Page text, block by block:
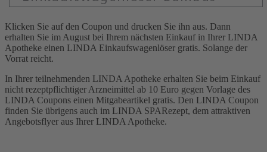
Klicken Sie auf den Coupon und drucken Sie ihn aus. Dann
erhalten Sie im August bei Ihrem nächsten Einkauf in Ihrer LINDA
Apotheke einen LINDA Einkaufswagenlöser gratis. Solange der
Vorrat reicht.
In Ihrer teilnehmenden LINDA Apotheke erhalten Sie beim Einkauf
nicht rezeptpflichtiger Arzneimittel ab 10 Euro gegen Vorlage des
LINDA Coupons einen Mitgabeartikel gratis. Den LINDA Coupon
finden Sie übrigens auch im LINDA SPARezept, dem attraktiven
Angebotsflyer aus Ihrer LINDA Apotheke.